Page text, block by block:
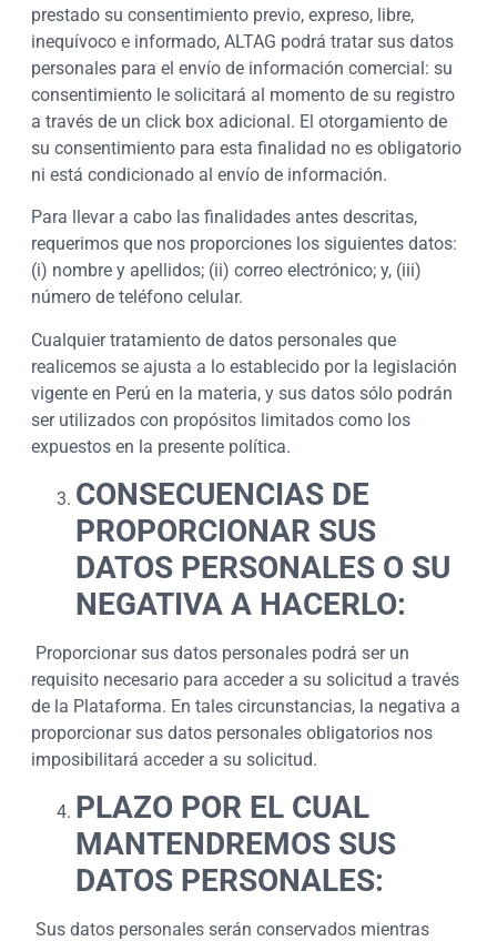
prestado su consentimiento previo, expreso, libre,
inequívoco e informado, ALTAG podrá tratar sus datos
personales para el envío de información comercial: su
consentimiento le solicitará al momento de su registro
a través de un click box adicional. El otorgamiento de
su consentimiento para esta finalidad no es obligatorio
ni está condicionado al envío de información.
Para llevar a cabo las finalidades antes descritas,
requerimos que nos proporciones los siguientes datos:
(i) nombre y apellidos; (ii) correo electrónico; y, (iii)
número de teléfono celular.
Cualquier tratamiento de datos personales que
realicemos se ajusta a lo establecido por la legislación
vigente en Perú en la materia, y sus datos sólo podrán
ser utilizados con propósitos limitados como los
expuestos en la presente política.
CONSECUENCIAS DE
PROPORCIONAR SUS
DATOS PERSONALES O SU
NEGATIVA A HACERLO:
Proporcionar sus datos personales podrá ser un
requisito necesario para acceder a su solicitud a través
de la Plataforma. En tales circunstancias, la negativa a
proporcionar sus datos personales obligatorios nos
imposibilitará acceder a su solicitud.
PLAZO POR EL CUAL
MANTENDREMOS SUS
DATOS PERSONALES:
Sus datos personales serán conservados mientras